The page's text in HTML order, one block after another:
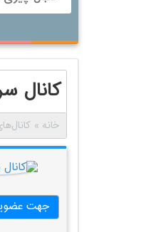
کانال
خانه »
جهت